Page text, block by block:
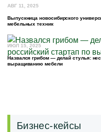
АВГ 11, 2025
Выпускница новосибирского
мебельных техник
ИЮЛ 15, 2025
Назвался грибом — делай стулья:
выращиванию мебели
Бизнес-кейсы